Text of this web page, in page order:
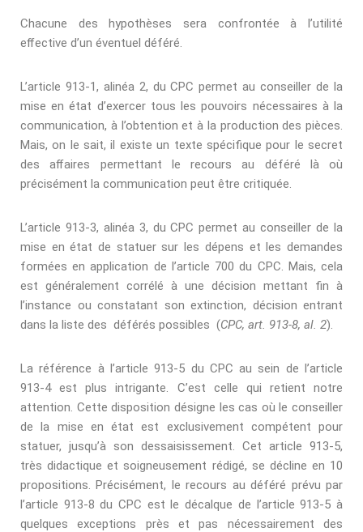
Chacune des hypothèses sera confrontée à l’utilité
eﬀective d’un éventuel déféré.
L’article 913-1, alinéa 2, du CPC permet au conseiller de la
mise en état d’exercer tous les pouvoirs nécessaires à la
communication, à l’obtention et à la production des pièces.
Mais, on le sait, il existe un texte spéciﬁque pour le secret
des aﬀaires permettant le recours au déféré là où
précisément la communication peut être critiquée.
L’article 913-3, alinéa 3, du CPC permet au conseiller de la
mise en état de statuer sur les dépens et les demandes
formées en application de l’article 700 du CPC. Mais, cela
est généralement corrélé à une décision mettant ﬁn à
l’instance ou constatant son extinction, décision entrant
dans la liste des déférés possibles (CPC, art. 913-8, al. 2).
La référence à l’article 913-5 du CPC au sein de l’article
913-4 est plus intrigante. C’est celle qui retient notre
attention. Cette disposition désigne les cas où le conseiller
de la mise en état est exclusivement compétent pour
statuer, jusqu’à son dessaisissement. Cet article 913-5,
très didactique et soigneusement rédigé, se décline en 10
propositions. Précisément, le recours au déféré prévu par
l’article 913-8 du CPC est le décalque de l’article 913-5 à
quelques exceptions près et pas nécessairement des